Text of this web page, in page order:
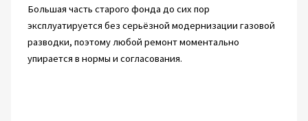
Большая часть старого фонда до сих пор
эксплуатируется без серьёзной модернизации газовой
разводки, поэтому любой ремонт моментально
упирается в нормы и согласования.